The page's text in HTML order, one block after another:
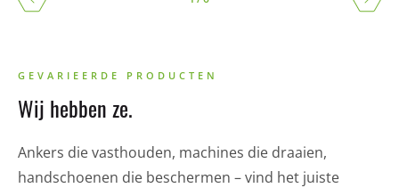
GEVARIEERDE PRODUCTEN
Wij hebben ze.
Ankers die vasthouden, machines die draaien,
handschoenen die beschermen – vind het juiste